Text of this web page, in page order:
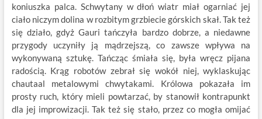
koniuszka palca. Schwytany w dłoń wiatr miał ogarniać jej
ciało niczym dolina w rozbitym grzbiecie górskich skał. Tak też
się działo, gdyż Gauri tańczyła bardzo dobrze, a niedawne
przygody uczyniły ją mądrzejszą, co zawsze wpływa na
wykonywaną sztukę. Tańcząc śmiała się, była wręcz pijana
radością. Krąg robotów zebrał się wokół niej, wyklaskując
chautaal metalowymi chwytakami. Królowa pokazała im
prosty ruch, który mieli powtarzać, by stanowił kontrapunkt
dla jej improwizacji. Tak też się stało, przez co mogła omijać